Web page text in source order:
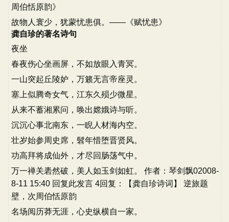
周伯恬原韵》
故物人寰少，犹蒙忧患俱。——《赋忧患》
龚自珍的著名诗句
夜坐
春夜伤心坐画屏，不如放眼入青冥。
一山突起丘陵妒，万籁无言帝座灵。
塞上似腾奇女气，江东久殒少微星。
从来不蓄湘累问，唤出嫦娥诗与听。
沉沉心事北南东，一睨人材海内空。
壮岁始参周史席，髫年惜堕晋贤风。
功高拜将成仙外，才尽回肠荡气中。
万一禅关砉然破，美人如玉剑如虹。 作者：琴剑飘02008-
8-11 15:40 回复此发言 4回复：【龚自珍诗词】 逆旅题
壁，次周伯恬原韵
名场阅历莽无涯，心史纵横自一家。